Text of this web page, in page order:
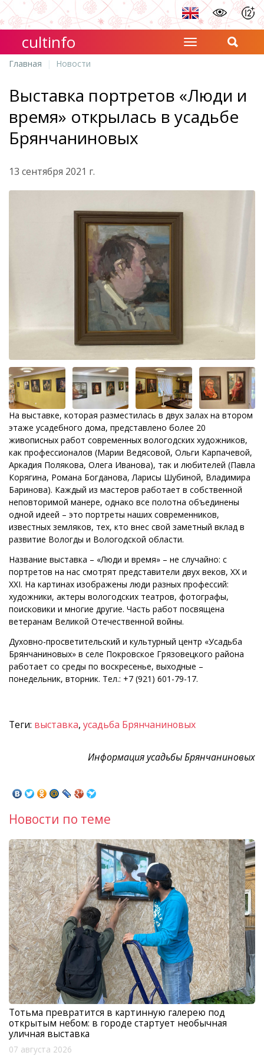
cultinfo
Главная Новости
Выставка портретов «Люди и
время» открылась в усадьбе
Брянчаниновых
13 сентября 2021 г.
На выставке, которая разместилась в двух залах на втором
этаже усадебного дома, представлено более 20
живописных работ современных вологодских художников,
как профессионалов (Марии Ведясовой, Ольги Карпачевой,
Аркадия Полякова, Олега Иванова), так и любителей (Павла
Корягина, Романа Богданова, Ларисы Шубиной, Владимира
Баринова). Каждый из мастеров работает в собственной
неповторимой манере, однако все полотна объединены
одной идеей – это портреты наших современников,
известных земляков, тех, кто внес свой заметный вклад в
развитие Вологды и Вологодской области.
Название выставка – «Люди и время» – не случайно: с
портретов на нас смотрят представители двух веков, XX и
XXI. На картинах изображены люди разных профессий:
художники, актеры вологодских театров, фотографы,
поисковики и многие другие. Часть работ посвящена
ветеранам Великой Отечественной войны.
Духовно-просветительский и культурный центр «Усадьба
Брянчаниновых» в селе Покровское Грязовецкого района
работает со среды по воскресенье, выходные –
понедельник, вторник. Тел.: +7 (921) 601-79-17.
Теги: выставка, усадьба Брянчаниновых
Информация усадьбы Брянчаниновых
Новости по теме
Тотьма превратится в картинную галерею под
открытым небом: в городе стартует необычная
уличная выставка
07 августа 2026